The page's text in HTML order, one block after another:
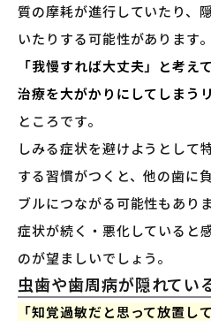
質の摩耗が進行していたり、
いたりする可能性があります。
「我慢すれば大丈夫」と考え
治療を大がかりにしてしまう
ところです。
しみる症状を避けようとして
する習慣がつくと、他の歯に
ブルにつながる可能性もありま
症状が続く・悪化していると
のが望ましいでしょう。
虫歯や歯周病が隠れてい
「知覚過敏だと思って放置し